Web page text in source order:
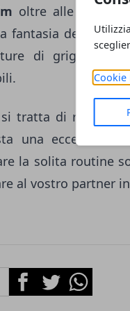
Cookie
oltre alle
fantasia del
di grigio", ed
tratta di regali
una eccezione
la solita routine
al vostro partner
FacebookTwitterWhatsapp